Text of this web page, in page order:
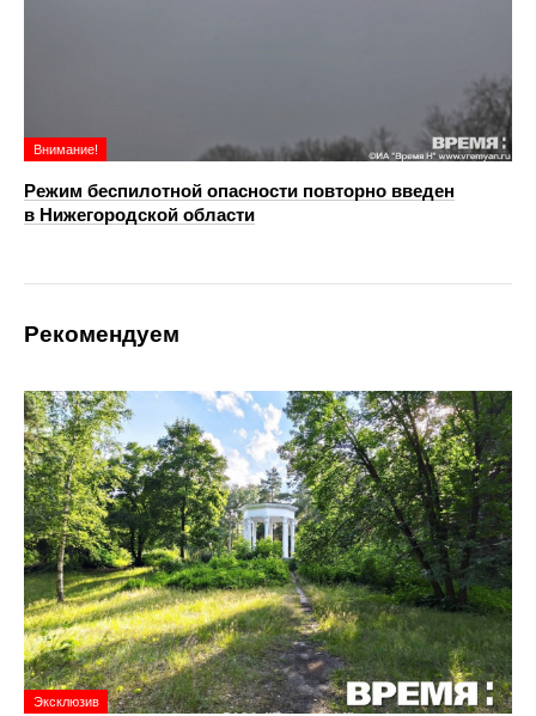
Внимание!
Режим беспилотной опасности повторно введен
в Нижегородской области
Рекомендуем
Эксклюзив